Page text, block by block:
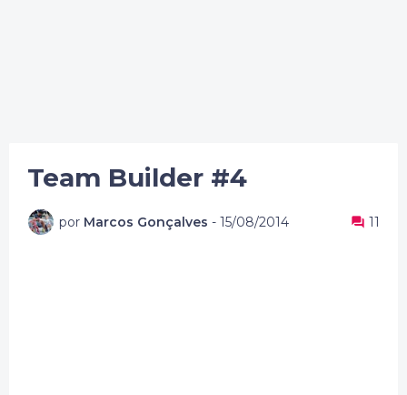
Team Builder #4
por Marcos Gonçalves - 15/08/2014 11